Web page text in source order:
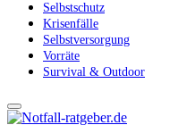
Selbstschutz
Krisenfälle
Selbstversorgung
Vorräte
Survival & Outdoor